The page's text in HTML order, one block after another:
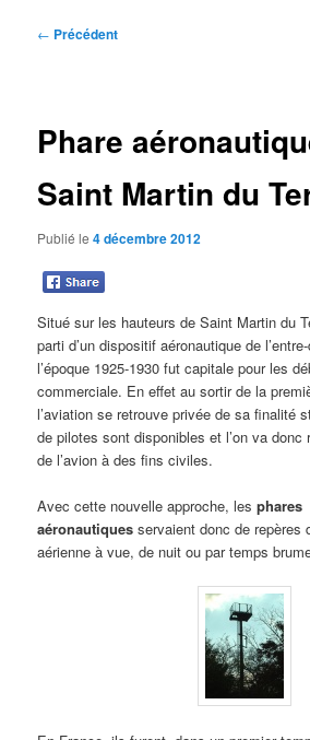
Navigation
← Précédent
Phare
Saint Martin du
Publié le4 décembre 2012
Situé sur les hauteurs de Saint Martin du
parti d’un dispositif aéronautique de
l’époque 1925-1930 fut capitale pour les
commerciale. En effet au sortir de la
l’aviation se retrouve privée de sa finalité
de pilotes sont disponibles et l’on va donc
de l’avion à des fins civiles.
Avec cette nouvelle approche, lesphares
aéronautiques servaient donc de repères
aérienne à vue, de nuit ou par temps